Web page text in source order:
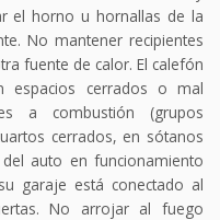
el horno u hornallas de la
No mantener recipientes
fuente de calor. El calefón
cerrados o mal
a combustión (grupos
cerrados, en sótanos
auto en funcionamiento
garaje está conectado al
No arrojar al fuego